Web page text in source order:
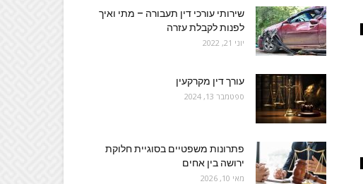
שירותי עורכי דין תעבורה – מתי ואיך
לפנות לקבלת עזרה
יוני 21, 2022
עורך דין מקרקעין
ספטמבר 13, 2024
פתרונות משפטיים בסוגיית חלוקת
ירושה בין אחים
מאי 10, 2026